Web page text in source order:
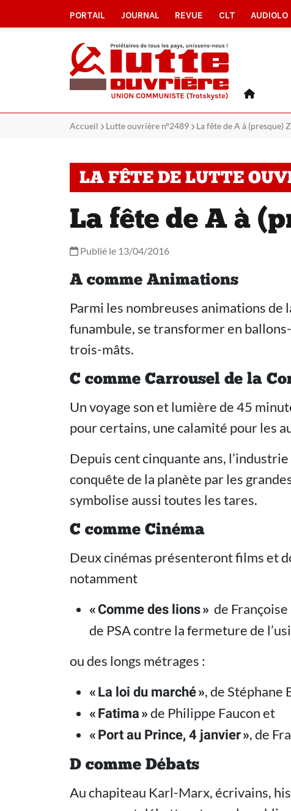
PORTAIL JOURNAL REVUE CLT AUDIOLO
Accueil Lutte ouvrière n°2489 La fête de A à (presque) Z
LA FÊTE DE LUTTE
La fête de A à
Publié le 13/04/2016
A comme Animations
Parmi les nombreuses animations de
funambule, se transformer en
trois-mâts.
C comme Carrousel de la
Un voyage son et lumière de 45
pour certains, une calamité pour les
Depuis cent cinquante ans,
conquête de la planète par les
symbolise aussi toutes les tares.
C comme Cinéma
Deux cinémas présenteront films et
notamment
« Comme des lions » de
de PSA contre la fermeture de
ou des longs métrages :
« La loi du marché », de Stéphane
« Fatima » de Philippe Faucon et
« Port au Prince, 4 janvier », de
D comme Débats
Au chapiteau Karl-Marx, écrivains,